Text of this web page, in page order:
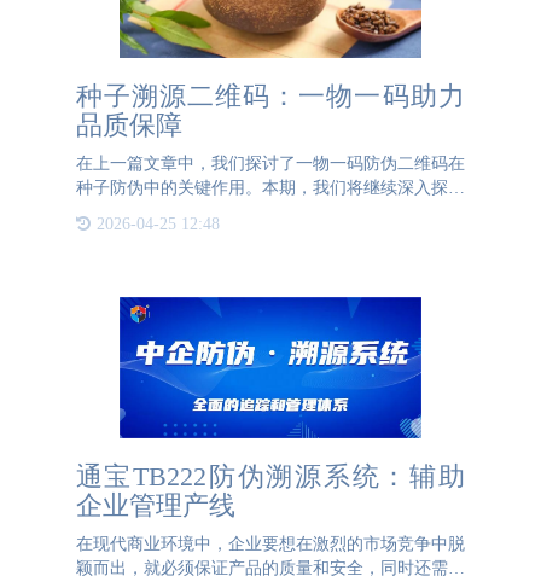
种子溯源二维码：一物一码助力
品质保障
在上一篇文章中，我们探讨了一物一码防伪二维码在
种子防伪中的关键作用。本期，我们将继续深入探讨
一物一码二维码在种子领域的应用，但这次聚焦于溯
源功能。为什么种子需要溯源？种子作为农业生产的
2026-04-25 12:48
通宝TB222防伪溯源系统：辅助
企业管理产线
在现代商业环境中，企业要想在激烈的市场竞争中脱
颖而出，就必须保证产品的质量和安全，同时还需要